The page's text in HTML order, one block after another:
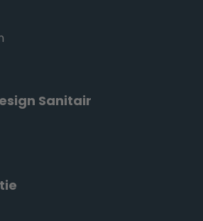
Sanitair